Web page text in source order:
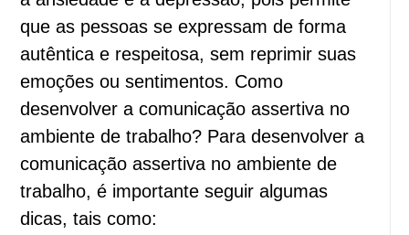
que as pessoas se expressam de forma
autêntica e respeitosa, sem reprimir suas
emoções ou sentimentos. Como
desenvolver a comunicação assertiva no
ambiente de trabalho? Para desenvolver a
comunicação assertiva no ambiente de
trabalho, é importante seguir algumas
dicas, tais como: